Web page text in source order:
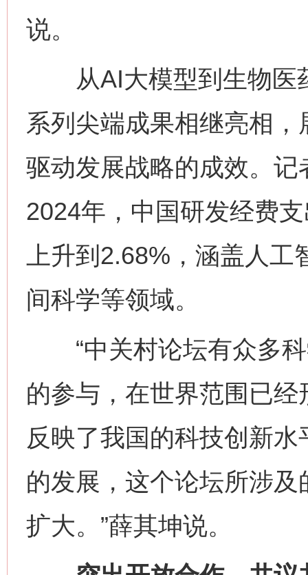
说。
从AI大模型到生物医
系列尖端成果相继亮相
驱动发展战略的成效。
2024年，中国研发经费
上升到2.68%，涵盖人
间科学等领域。
“中关村论坛有众多科
的参与，在世界范围已
反映了我国的科技创新
的发展，这个论坛所涉
扩大。”薛其坤说。